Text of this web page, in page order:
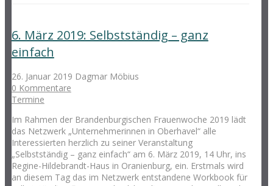
6. März 2019: Selbstständig – ganz
einfach
26. Januar 2019 Dagmar Möbius
0 Kommentare
Termine
Im Rahmen der Brandenburgischen Frauenwoche 2019 lädt
das Netzwerk „Unternehmerinnen in Oberhavel“ alle
Interessierten herzlich zu seiner Veranstaltung
„Selbstständig – ganz einfach“ am 6. März 2019, 14 Uhr, ins
Regine-Hildebrandt-Haus in Oranienburg, ein. Erstmals wird
an diesem Tag das im Netzwerk entstandene Workbook für